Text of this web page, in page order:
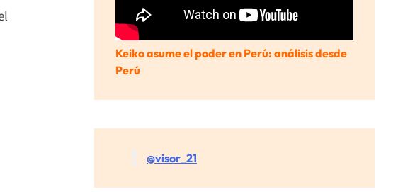
Keiko asume el poder en Perú: análisis desde
Perú
@visor_21